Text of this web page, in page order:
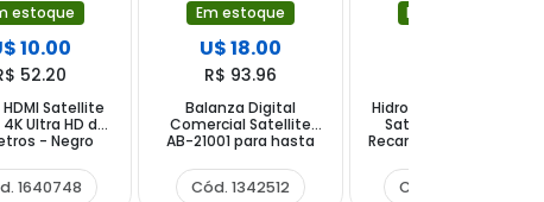
estoque
10.00
52.20
Satellite
4K Ultra HD de
- Negro
1640748
Em estoque
U$ 18.00
R$ 93.96
Balanza Digital
Comercial Satellite
AB-21001 para hasta
Cód. 1342512
Em estoque
Hidrolavadora Portátil
Satellite A-ML8107
Recarregável 100 - 240
Cód. 1456042